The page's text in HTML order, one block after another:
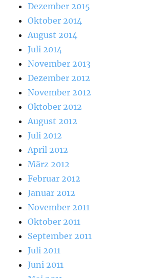
Dezember 2015
Oktober 2014
August 2014
Juli 2014
November 2013
Dezember 2012
November 2012
Oktober 2012
August 2012
Juli 2012
April 2012
März 2012
Februar 2012
Januar 2012
November 2011
Oktober 2011
September 2011
Juli 2011
Juni 2011